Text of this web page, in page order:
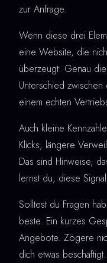
zur Anfrage.
Wenn diese drei
eine Website, die
überzeugt. Genau
Unterschied
einem echten
Auch kleine
Klicks, längere
Das sind Hinweise,
lernst du, diese
Solltest du Fragen
beste. Ein kurzes
Angebote. Zögere
dich etwas beschäftigt.